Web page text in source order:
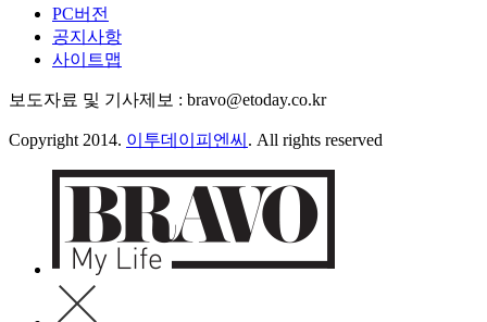
PC버전
공지사항
사이트맵
보도자료 및 기사제보 : bravo@etoday.co.kr
Copyright 2014. 이투데이피엔씨 . All rights reserved